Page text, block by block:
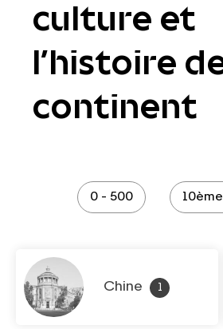
culture et
l’histoire
continent
0 - 500
Chine